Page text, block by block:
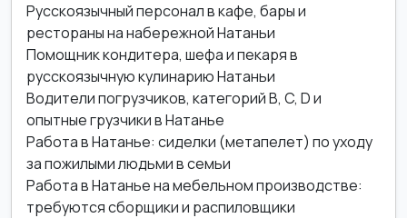
Русскоязычный персонал в кафе, бары и
рестораны на набережной Натаньи
Помощник кондитера, шефа и пекаря в
русскоязычную кулинарию Натаньи
Водители погрузчиков, категорий B, C, D и
опытные грузчики в Натанье
Работа в Натанье: сиделки (метапелет) по уходу
за пожилыми людьми в семьи
Работа в Натанье на мебельном производстве:
требуются сборщики и распиловщики